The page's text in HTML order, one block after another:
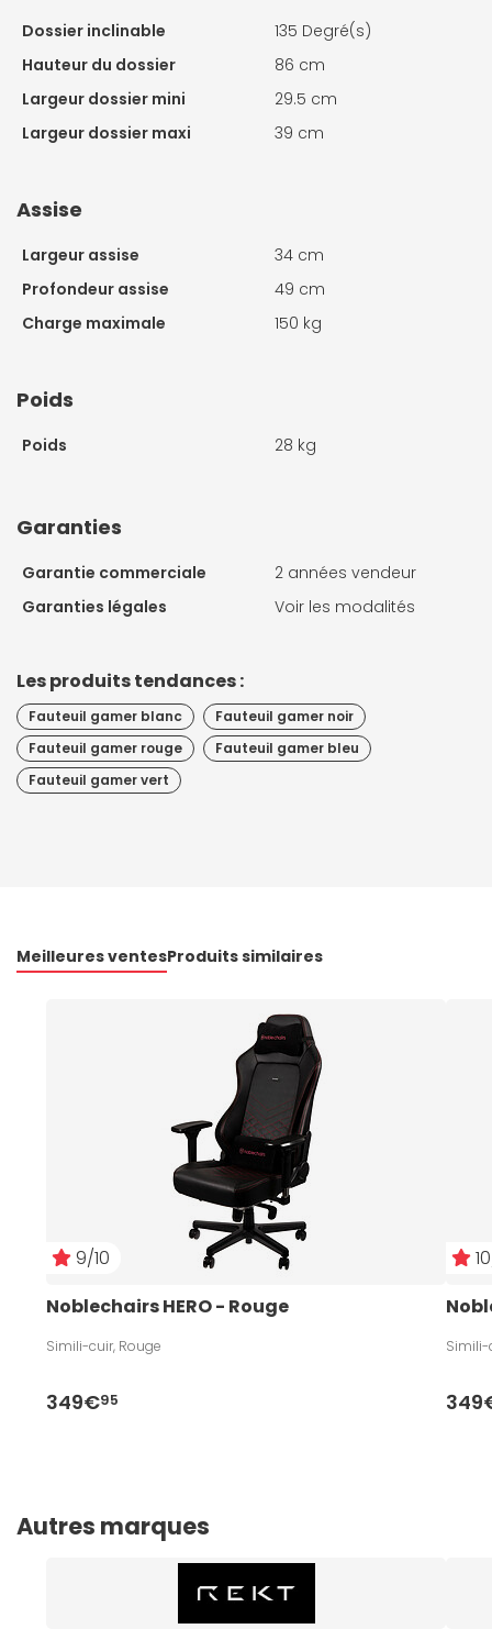
Dossier inclinable
135 Degré(s)
Hauteur du dossier
86 cm
Largeur dossier mini
29.5 cm
Largeur dossier maxi
39 cm
Assise
Largeur assise
34 cm
Profondeur assise
49 cm
Charge maximale
150 kg
Poids
Poids 28 kg
Garanties
Garantie commerciale
2 années vendeur
Garanties légales
Voir les modalités
Les produits tendances :
Fauteuil gamer blanc
Fauteuil gamer noir
Fauteuil gamer rouge
Fauteuil gamer bleu
Fauteuil gamer vert
Meilleures ventesProduits similaires
9/10
Noblechairs HERO - Rouge
Simili-cuir, Rouge
349€95
Simili-
Autres marques